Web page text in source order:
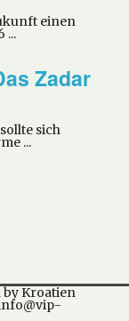
einen
...
Zadar
sich
...
by Kroatien